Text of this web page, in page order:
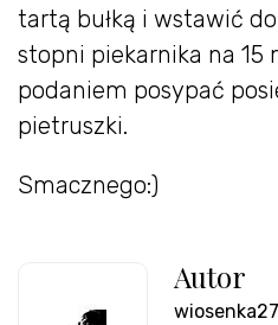
tartą bułką i wstawić
stopni piekarnika na 15
podaniem posypać
pietruszki.
Smacznego:)
Autor
wiosenka27